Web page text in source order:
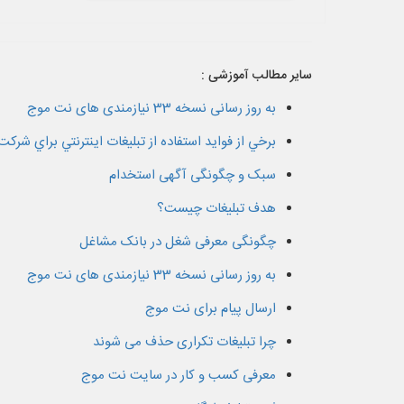
سایر مطالب آموزشی :
به روز رسانی نسخه 33 نیازمندی های نت موج
برخي از فوايد استفاده از تبليغات اينترنتي براي
سبک و چگونگی آگهی استخدام
هدف تبلیغات چیست؟
چگونگی معرفی شغل در بانک مشاغل
به روز رسانی نسخه 33 نیازمندی های نت موج
ارسال پیام برای نت موج
چرا تبلیغات تکراری حذف می شوند
معرفی کسب و کار در سایت نت موج